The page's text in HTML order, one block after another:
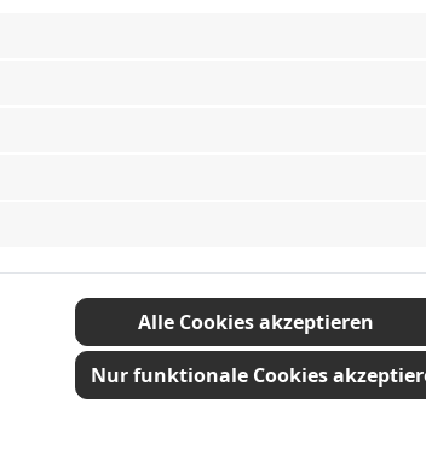
zzgl. Versandkostenund ggf. Nachnahmegebühren,
Alle Cookies akzeptieren
Nur funktionale Cookies